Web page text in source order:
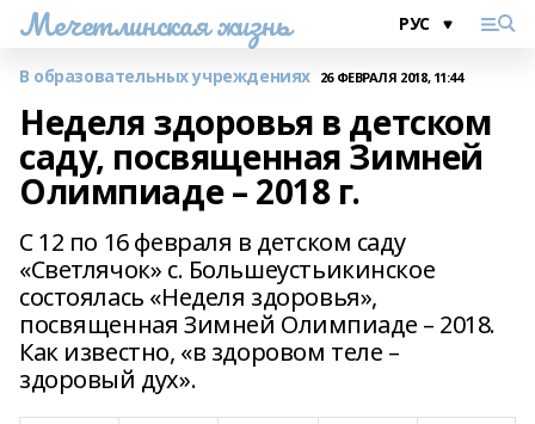
Мечетлинская жизнь
В образовательных учреждениях 26 ФЕВРАЛЯ 2018, 11:44
Неделя здоровья в детском
саду, посвященная Зимней
Олимпиаде – 2018 г.
С 12 по 16 февраля в детском саду
«Светлячок» с. Большеустьикинское
состоялась «Неделя здоровья»,
посвященная Зимней Олимпиаде – 2018.
Как известно, «в здоровом теле –
здоровый дух».